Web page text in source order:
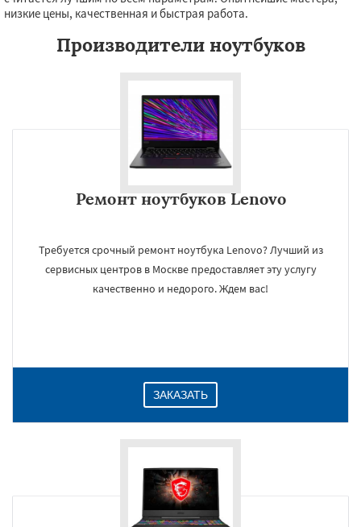
низкие цены, качественная и быстрая работа.
Производители ноутбуков
Ремонт ноутбуков Lenovo
Требуется срочный ремонт ноутбука Lenovo? Лучший из
сервисных центров в Москве предоставляет эту услугу
качественно и недорого. Ждем вас!
ЗАКАЗАТЬ